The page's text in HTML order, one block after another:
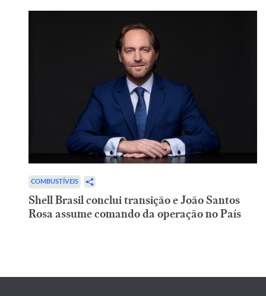
COMBUSTÍVEIS
Shell Brasil conclui transição e João Santos
Rosa assume comando da operação no País